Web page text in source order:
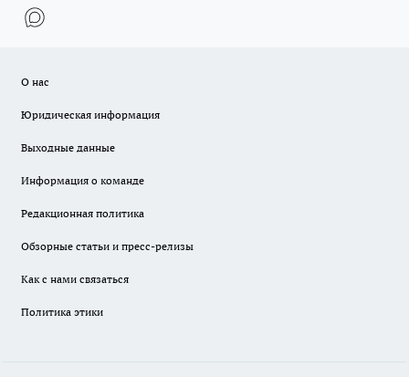
О нас
Юридическая информация
Выходные данные
Информация о команде
Редакционная политика
Обзорные статьи и пресс-релизы
Как с нами связаться
Политика этики